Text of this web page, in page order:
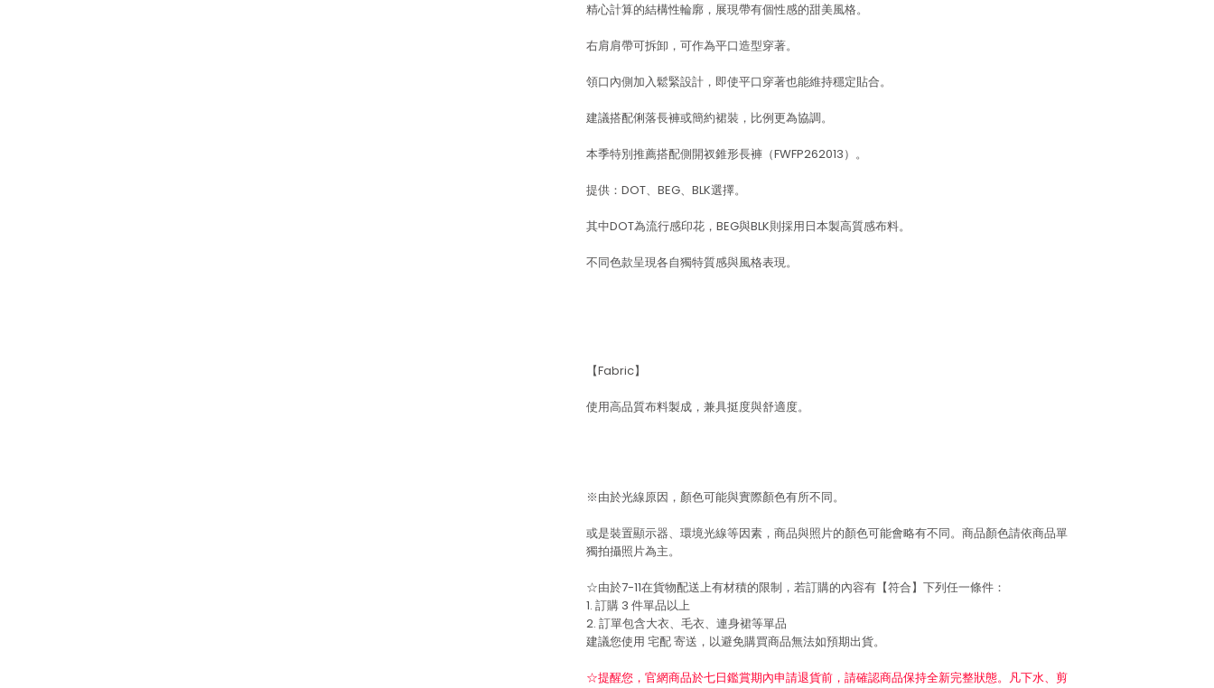
精心計算的結構性輪廓，展現帶有個性感的甜美風格。
右肩肩帶可拆卸，可作為平口造型穿著。
領口內側加入鬆緊設計，即使平口穿著也能維持穩定貼合。
建議搭配俐落長褲或簡約裙裝，比例更為協調。
本季特別推薦搭配側開衩錐形長褲（FWFP262013）。
提供：DOT、BEG、BLK選擇。
其中DOT為流行感印花，BEG與BLK則採用日本製高質感布料。
不同色款呈現各自獨特質感與風格表現。
【Fabric】
使用高品質布料製成，兼具挺度與舒適度。
※由於光線原因，顏色可能與實際顏色有所不同。
或是裝置顯示器、環境光線等因素，商品與照片的顏色可能會略有不同。商品顏色請依商品單
獨拍攝照片為主。
☆由於7-11在貨物配送上有材積的限制，若訂購的內容有【符合】下列任一條件：
1. 訂購 3 件單品以上
2. 訂單包含大衣、毛衣、連身裙等單品
建議您使用 宅配寄送，以避免購買商品無法如預期出貨。
☆提醒您，官網商品於七日鑑賞期內申請退貨前，請確認商品保持全新完整狀態。凡下水、剪